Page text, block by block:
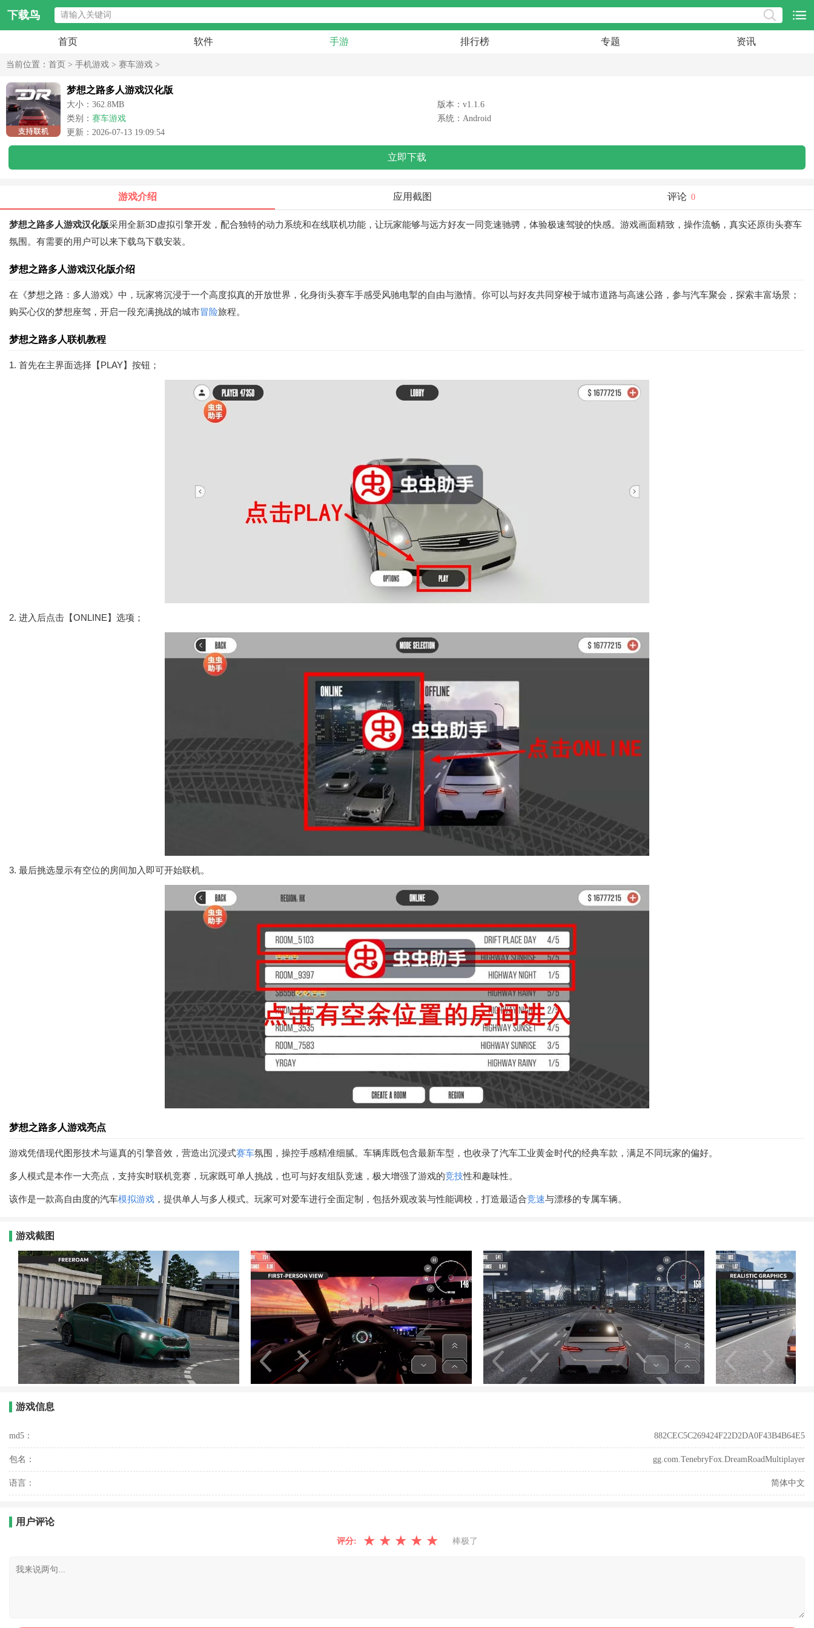
下载鸟
首页 软件 手游 排行榜 专题 资讯
当前位置： 首页 > 手机游戏 > 赛车游戏 >
梦想之路多人游戏汉化版
大小：362.8MB
版本：v1.1.6
类别： 赛车游戏
系统：Android
更新：2026-07-13 19:09:54
立即下载
游戏介绍 应用截图 评论 0
梦想之路多人游戏汉化版采用全新3D虚拟引擎开发，配合独特的动力系统和在线联机功能，让玩家能够与远方好友一同竞速驰骋，体验极速驾驶的快感。游戏画面精致，操作流畅，真实还原街头赛车
氛围。有需要的用户可以来下载鸟下载安装。
梦想之路多人游戏汉化版介绍
在《梦想之路：多人游戏》中，玩家将沉浸于一个高度拟真的开放世界，化身街头赛车手感受风驰电掣的自由与激情。你可以与好友共同穿梭于城市道路与高速公路，参与汽车聚会，探索丰富场景；
购买心仪的梦想座驾，开启一段充满挑战的城市冒险旅程。
梦想之路多人联机教程
1. 首先在主界面选择【PLAY】按钮；
2. 进入后点击【ONLINE】选项；
3. 最后挑选显示有空位的房间加入即可开始联机。
梦想之路多人游戏亮点
游戏凭借现代图形技术与逼真的引擎音效，营造出沉浸式赛车氛围，操控手感精准细腻。车辆库既包含最新车型，也收录了汽车工业黄金时代的经典车款，满足不同玩家的偏好。
多人模式是本作一大亮点，支持实时联机竞赛，玩家既可单人挑战，也可与好友组队竞速，极大增强了游戏的竞技性和趣味性。
该作是一款高自由度的汽车模拟游戏 ，提供单人与多人模式。玩家可对爱车进行全面定制，包括外观改装与性能调校，打造最适合竞速与漂移的专属车辆。
游戏截图
游戏信息
md5： 882CEC5C269424F22D2DA0F43B4B64E5
包名： gg.com.TenebryFox.DreamRoadMultiplayer
语言： 简体中文
用户评论
评分: ★ ★ ★ ★ ★ 棒极了